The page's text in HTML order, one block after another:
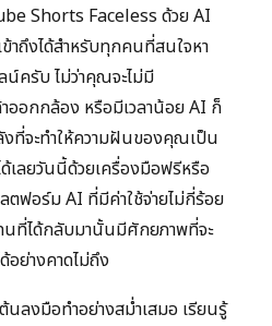
Shorts Faceless ด้วย AI
าถึงได้สำหรับทุกคนที่สนใจหา
น์ครับ ไม่ว่าคุณจะไม่มี
ออกกล้อง หรือมีเวลาน้อย AI ก็
ที่จะทำให้ความฝันของคุณเป็น
เลยวันนี้ด้วยเครื่องมือฟรีหรือ
ฟอร์ม AI ที่มีค่าใช้จ่ายไม่กี่ร้อย
ที่ได้กลับมานั้นมีศักยภาพที่จะ
ย่างคาดไม่ถึง
ลงมือทำอย่างสม่ำเสมอ เรียนรู้